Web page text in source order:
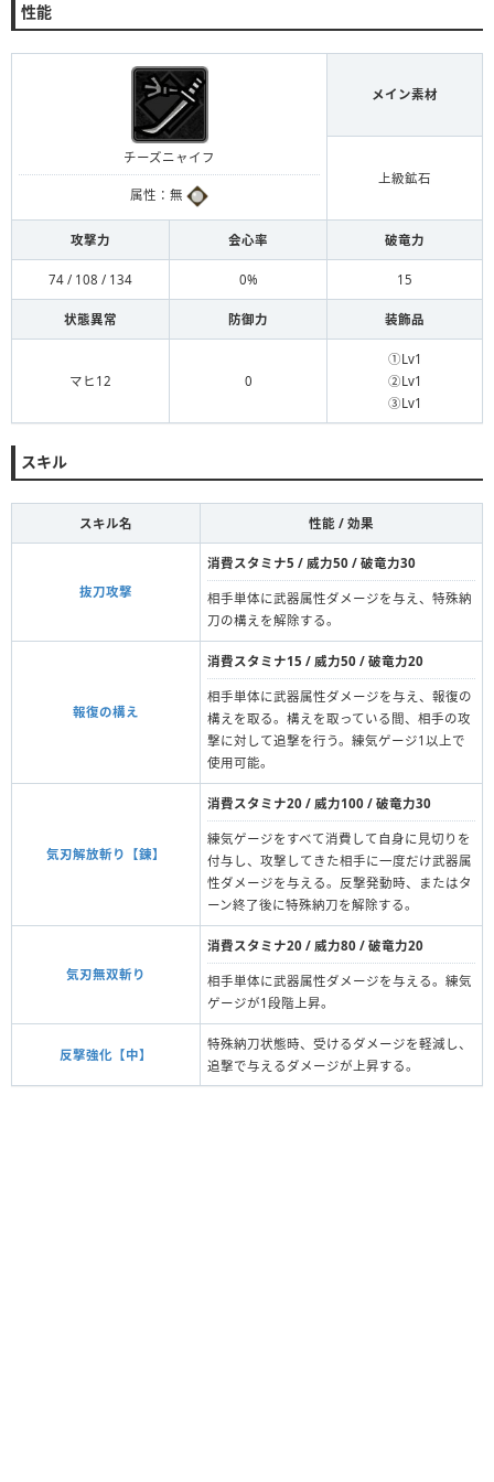
性能
チーズニャイフ
属性：無
メイン素材
上級鉱石
攻撃力 会心率 破竜力
74 / 108 / 134 0% 15
状態異常 防御力 装飾品
マヒ12 0
①Lv1
②Lv1
③Lv1
スキル
スキル名 性能 / 効果
抜刀攻撃
消費スタミナ5 / 威力50 / 破竜力30
相手単体に武器属性ダメージを与え、特殊納
刀の構えを解除する。
報復の構え
消費スタミナ15 / 威力50 / 破竜力20
相手単体に武器属性ダメージを与え、報復の
構えを取る。構えを取っている間、相手の攻
撃に対して追撃を行う。練気ゲージ1以上で
使用可能。
気刃解放斬り【錬】
消費スタミナ20 / 威力100 / 破竜力30
練気ゲージをすべて消費して自身に見切りを
付与し、攻撃してきた相手に一度だけ武器属
性ダメージを与える。反撃発動時、またはタ
ーン終了後に特殊納刀を解除する。
気刃無双斬り
消費スタミナ20 / 威力80 / 破竜力20
相手単体に武器属性ダメージを与える。練気
ゲージが1段階上昇。
反撃強化【中】
特殊納刀状態時、受けるダメージを軽減し、
追撃で与えるダメージが上昇する。